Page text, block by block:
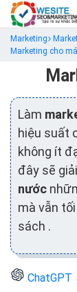
Marketing
Marketing cho
Làm
hiệu suất
không ít
đây sẽ
nước
mà vẫn
sách .
ChatGPT